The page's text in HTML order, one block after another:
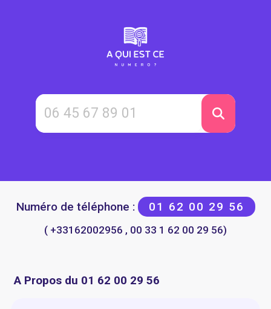
Numéro de téléphone : 01 62 00 29 56
( +33162002956 , 00 33 1 62 00 29 56)
A Propos du 01 62 00 29 56